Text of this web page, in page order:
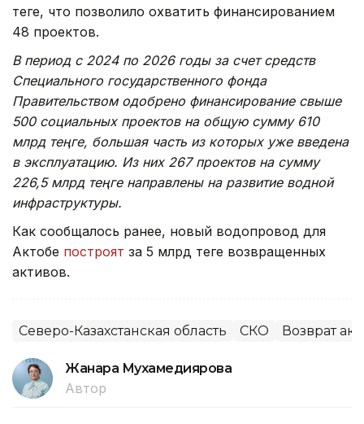
теңге, что позволило охватить финансированием
48 проектов.
В период с 2024 по 2026 годы за счет средств
Специального государственного фонда
Правительством одобрено финансирование свыше
500 социальных проектов на общую сумму 610
млрд теңге, большая часть из которых уже введена
в эксплуатацию. Из них 267 проектов на сумму
226,5 млрд теңге направлены на развитие водной
инфраструктуры.
Как сообщалось ранее, новый водопровод для
Актобе построят за 5 млрд теңге возвращенных
активов.
Северо-Казахстанская область СКО Возврат
Жанара Мухамедиярова
Автор